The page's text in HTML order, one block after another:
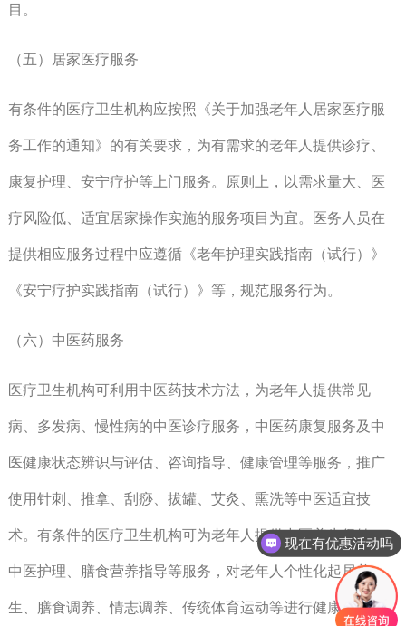
目。
（五）居家医疗服务
有条件的医疗卫生机构应按照《关于加强老年人居家医疗服
务工作的通知》的有关要求，为有需求的老年人提供诊疗、
康复护理、安宁疗护等上门服务。原则上，以需求量大、医
疗风险低、适宜居家操作实施的服务项目为宜。医务人员在
提供相应服务过程中应遵循《老年护理实践指南（试行）》
《安宁疗护实践指南（试行）》等，规范服务行为。
（六）中医药服务
医疗卫生机构可利用中医药技术方法，为老年人提供常见
病、多发病、慢性病的中医诊疗服务，中医药康复服务及中
医健康状态辨识与评估、咨询指导、健康管理等服务，推广
使用针刺、推拿、刮痧、拔罐、艾灸、熏洗等中医适宜技
术。有条件的医疗卫生机构可为老年人提供中医养生保健、
中医护理、膳食营养指导等服务，对老年人个性化起居养
生、膳食调养、情志调养、传统体育运动等进行健康指导。
可以介绍下你们的产品么